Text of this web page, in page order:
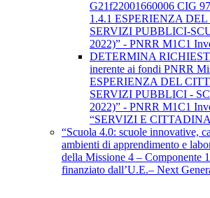
G21f22001660006 CIG
1.4.1 ESPERIENZA
SERVIZI PUBBLICI-
2022)” - PNRR M1C1
DETERMINA
inerente ai fondi PNRR
ESPERIENZA DEL
SERVIZI PUBBLICI -
2022)” - PNRR M1C1
“SERVIZI E
“Scuola 4.0: scuole innovative,
ambienti di apprendimento e
della Missione 4 – Componente
finanziato dall’U.E.– Next